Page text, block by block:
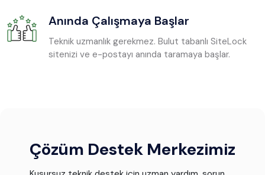
Anında Çalışmaya Başlar
Teknik uzmanlık gerekmez. Bulut tabanlı SiteLock
sitenizi ve e-postayı anında taramaya başlar.
Çözüm Destek Merkezimiz